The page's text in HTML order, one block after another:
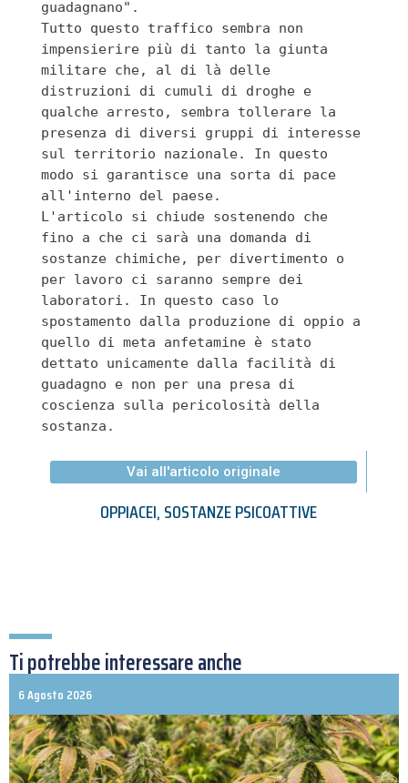
guadagnano".
Tutto questo traffico sembra non
impensierire più di tanto la giunta
militare che, al di là delle
distruzioni di cumuli di droghe e
qualche arresto, sembra tollerare la
presenza di diversi gruppi di interesse
sul territorio nazionale. In questo
modo si garantisce una sorta di pace
all'interno del paese.
L'articolo si chiude sostenendo che
fino a che ci sarà una domanda di
sostanze chimiche, per divertimento o
per lavoro ci saranno sempre dei
laboratori. In questo caso lo
spostamento dalla produzione di oppio a
quello di meta anfetamine è stato
dettato unicamente dalla facilità di
guadagno e non per una presa di
coscienza sulla pericolosità della
Vai all'articolo originale
OPPIACEI,SOSTANZE PSICOATTIVE
Ti potrebbe interessare anche
6 Agosto 2026